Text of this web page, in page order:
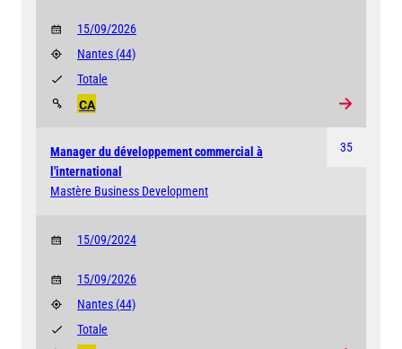
15/09/2026
Nantes (44)
CA
Totale
35
Manager du développement commercial à
l'international
Mastère Business Development
15/09/2024
15/09/2026
Nantes (44)
Totale